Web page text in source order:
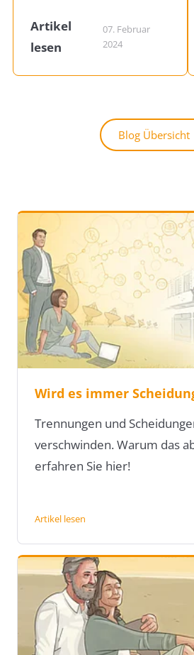
Artikel
lesen
07. Februar
2024
Blog Übersicht
Wird es immer
Trennungen und
verschwinden. Warum das
erfahren Sie hier!
Artikel lesen